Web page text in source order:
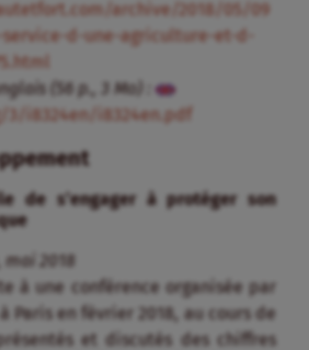
archive/2018/05/09
d-une-agriculture-et-d-
(56 p., 3 Mo) :
3/i8324en/i8324en.pdf
de s’engager à protéger son
mai 2018
à une conférence organisée par
Paris en février 2018, au cours de
et discutés des chiffres